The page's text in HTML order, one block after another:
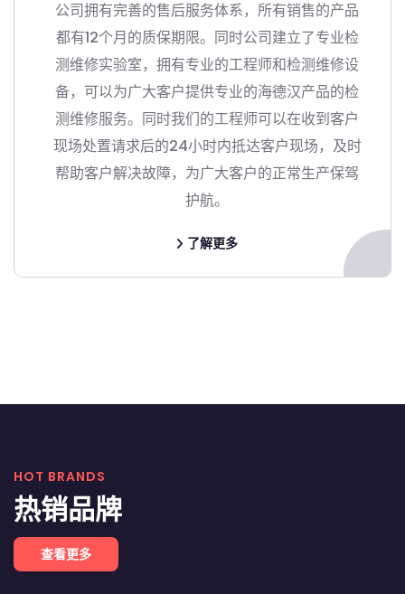
公司拥有完善的售后服务体系，所有销售的产品
都有12个月的质保期限。同时公司建立了专业检
测维修实验室，拥有专业的工程师和检测维修设
备，可以为广大客户提供专业的海德汉产品的检
测维修服务。同时我们的工程师可以在收到客户
现场处置请求后的24小时内抵达客户现场，及时
帮助客户解决故障，为广大客户的正常生产保驾
护航。
了解更多
HOT BRANDS
热销品牌
查看更多